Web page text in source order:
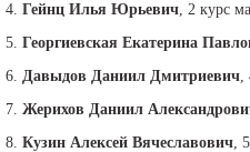
4. Гейнц Илья Юрьевич, 2 курс
5. Георгиевская Екатерина
6. Давыдов Даниил Дмитриевич,
7. Жерихов Даниил
8. Кузин Алексей Вячеславович,